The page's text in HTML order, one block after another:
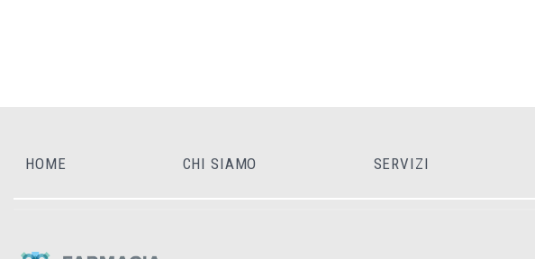
HOME CHI SIAMO SERVIZI